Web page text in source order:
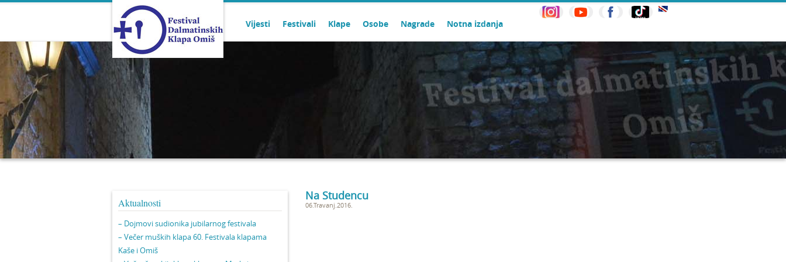
Vijesti Festivali Klape Osobe Nagrade Notna izdanja
Aktualnosti
– Dojmovi sudionika jubilarnog festivala
– Večer muških klapa 60. Festivala klapama
Kaše i Omiš
Na Studencu
06.Travanj.2016.